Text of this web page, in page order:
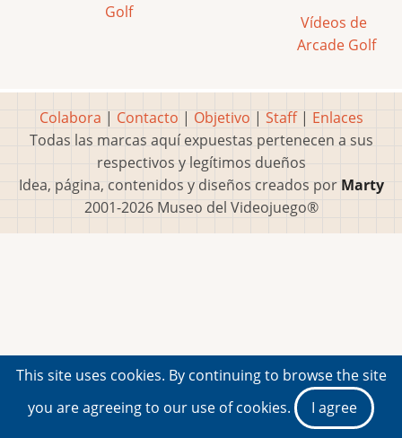
Golf
Vídeos de
Arcade Golf
Colabora | Contacto | Objetivo | Staff| Enlaces
Todas las marcas aquí expuestas pertenecen a sus
respectivos y legítimos dueños
Idea, página, contenidos y diseños creados por Marty
2001-2026 Museo del Videojuego®
This site uses cookies. By continuing to browse the site
you are agreeing to our use of cookies.
I agree